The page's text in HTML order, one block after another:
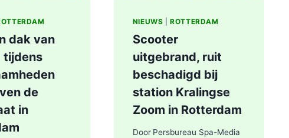
dak van
tijdens
de
in
NIEUWS |ROTTERDAM
Scooter
uitgebrand, ruit
beschadigd bij
station Kralingse
Zoom in Rotterdam
Door Persbureau Spa-Media